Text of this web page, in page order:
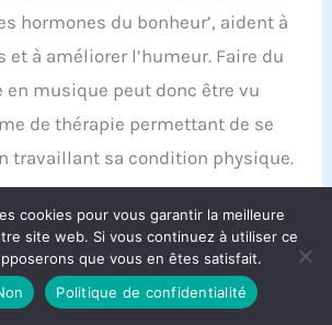
hormones du bonheur’, aident à
et à améliorer l’humeur. Faire du
en musique peut donc être vu
de thérapie permettant de se
travaillant sa condition physique.
aquatique en musique offre
entre plaisir, performance et
Pour résumer les points clés que
:
cookies pour vous garantir la meilleure
site web. Si vous continuez à utiliser ce
que vous en êtes satisfait.
Politique de confidentialité